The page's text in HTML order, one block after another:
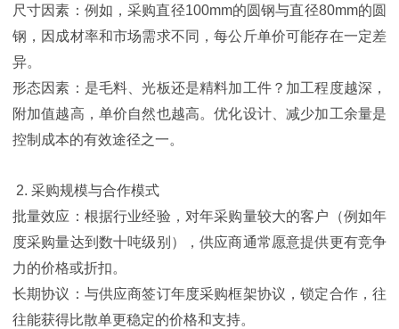
尺寸因素：例如，采购直径100mm的圆钢与直径80mm的圆
钢，因成材率和市场需求不同，每公斤单价可能存在一定差
异。
形态因素：是毛料、光板还是精料加工件？加工程度越深，
附加值越高，单价自然也越高。优化设计、减少加工余量是
控制成本的有效途径之一。
2. 采购规模与合作模式
批量效应：根据行业经验，对年采购量较大的客户（例如年
度采购量达到数十吨级别），供应商通常愿意提供更有竞争
力的价格或折扣。
长期协议：与供应商签订年度采购框架协议，锁定合作，往
往能获得比散单更稳定的价格和支持。